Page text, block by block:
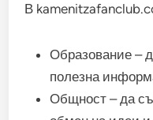
В
Образование –
полезна
Общност – да